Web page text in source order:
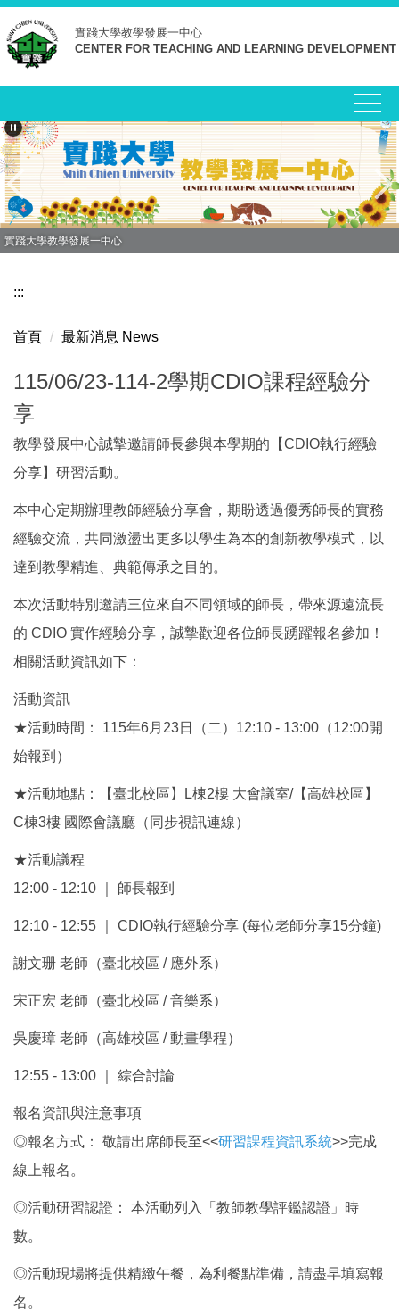
跳
到
主
要
容
區
實踐大學教學發展一中心
CENTER FOR TEACHING AND LEARNING DEVELOPMENT
實踐大學教學發展一中心
:::
首頁 最新消息 News
115/06/23-114-2學期CDIO課程經驗分
享
教學發展中心誠摯邀請師長參與本學期的【CDIO執行經驗
分享】研習活動。
本中心定期辦理教師經驗分享會，期盼透過優秀師長的實務
經驗交流，共同激盪出更多以學生為本的創新教學模式，以
達到教學精進、典範傳承之目的。
本次活動特別邀請三位來自不同領域的師長，帶來源遠流長
的 CDIO 實作經驗分享，誠摯歡迎各位師長踴躍報名參加！
相關活動資訊如下：
活動資訊
★活動時間： 115年6月23日（二）12:10 - 13:00（12:00開
始報到）
★活動地點：【臺北校區】L棟2樓 大會議室/【高雄校區】
C棟3樓 國際會議廳（同步視訊連線）
★活動議程
12:00 - 12:10 ｜ 師長報到
12:10 - 12:55 ｜ CDIO執行經驗分享 (每位老師分享15分鐘)
謝文珊 老師（臺北校區 / 應外系）
宋正宏 老師（臺北校區 / 音樂系）
吳慶璋 老師（高雄校區 / 動畫學程）
12:55 - 13:00 ｜ 綜合討論
報名資訊與注意事項
◎報名方式： 敬請出席師長至<<研習課程資訊系統>>完成
線上報名。
◎活動研習認證： 本活動列入「教師教學評鑑認證」時
數。
◎活動現場將提供精緻午餐，為利餐點準備，請盡早填寫報
名。